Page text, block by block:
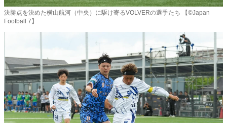
決勝点を決めた横山航河（中央）に駆け寄るVOLVERの選手たち 【©️Japan
Football 7】